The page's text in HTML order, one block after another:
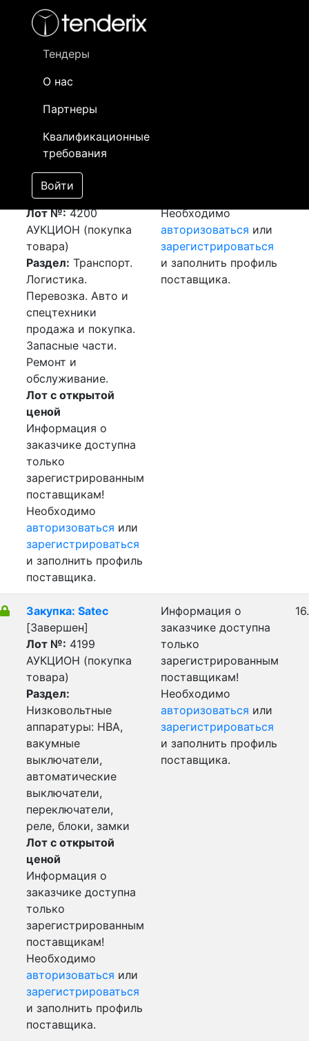
Тендеры
О нас
Партнеры
Квалификационные
требования
Войти
- активный лот
- сохраненный лот (не опубликован)
Закупка: Перевозка
г.Алматы (РК) -
г.Петропавловск
(РК)[Завершен]
Победитель выбран
Лот №:4200
АУКЦИОН (покупка
товара)
Раздел: Транспорт.
Логистика.
Перевозка. Авто и
спецтехники
продажа и покупка.
Запасные части.
Ремонт и
обслуживание.
Лот с открытой
ценой
Информация о
заказчике доступна
только
зарегистрированным
поставщикам!
Необходимо
авторизоваться или
зарегистрироваться
и заполнить профиль
поставщика.
Необходимо
авторизоваться или
зарегистрироваться
и заполнить профиль
поставщика.
Закупка: Satec
[Завершен]
Лот №: 4199
АУКЦИОН (покупка
товара)
Раздел:
Низковольтные
аппаратуры: НВА,
вакумные
выключатели,
автоматические
выключатели,
переключатели,
реле, блоки, замки
Лот с открытой
ценой
Информация о
заказчике доступна
только
зарегистрированным
поставщикам!
Необходимо
авторизоваться или
зарегистрироваться
и заполнить профиль
поставщика.
Информация о
заказчике доступна
только
зарегистрированным
поставщикам!
Необходимо
авторизоваться или
зарегистрироваться
и заполнить профиль
поставщика.